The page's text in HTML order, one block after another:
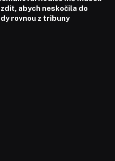
abych neskočila do
rovnou z tribuny